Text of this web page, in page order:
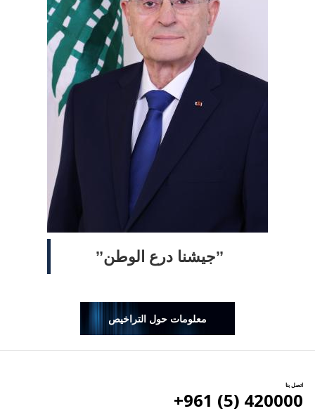
ˮجيشنا درع الوطنˮ
معلومات حول التراخيص
اتصل بنا
420000 (5) 961+